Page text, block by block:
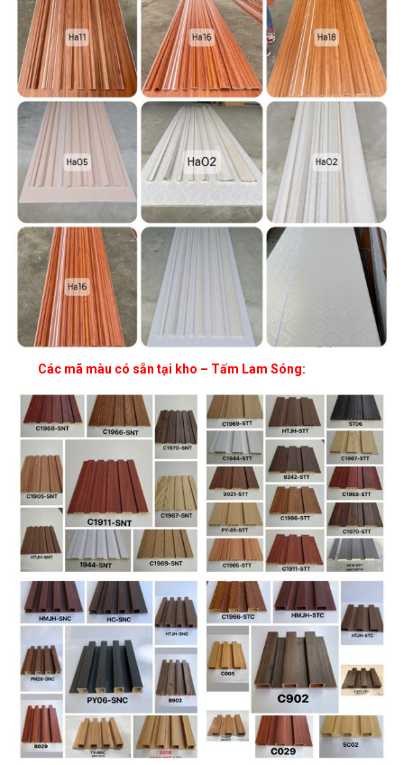
Các mã màu có sẵn tại kho – Tấm Lam Sóng: